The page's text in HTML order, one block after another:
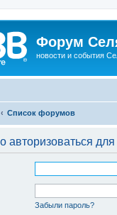
Форум
новости и события
Список форумов
авторизоваться
Забыли пароль?